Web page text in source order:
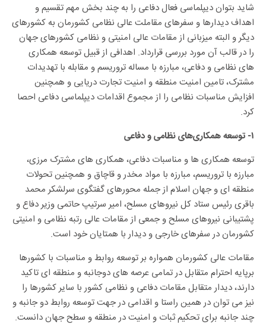
شاید بتوان دیپلماسی فعال دفاعی را به چند بخش مهم تقسیم و
اهداف دیدارها و سفرهای مقاملت عالی نظامی کشورمان به کشورهای
دیگر و البته میزبانی از مقامات عالی امنیتی و نظامی کشورهای جهان
را در قالب آن مورد بررسی قرارداد. اهدافی از قبیل توسعه همکاری
های نظامی و دفاعی، مبارزه با مساله تروریسم و مقابله با تهدیدات
مشترک، تامین امنیت منطقه و امنیت تجارت دریایی و همچنین
افزایش مناسبات نظامی را از مجموع اقدامات دیپلماسی دفاعی احصا
کرد.
۱- توسعه همکاری‌های نظامی و دفاعی
توسعه همکاری ها و مناسبات دفاعی، همکاری های مشترک مرزی،
مبارزه با تروریسم، مبارزه با مواد مخدر و قاچاق و همچنین تحولات
منطقه ای و جهان اسلام از جمله محورهای گفتگوی سرلشکر محمد
باقری رئیس ستاد کل نیروهای مسلح، امیر سرتیپ حاتمی وزیر دفاع و
پشتیبانی نیروهای مسلح و جمعی از مقامات عالی رتبه نظامی و امنیتی
کشورمان در سفرهای خارجی و دیدار با همتایان خود است.
مقامات عالی کشورمان همواره بر توسعه روابط و مناسبات با کشورها
برپایه احترام متقابل در تمامی عرصه­ های دوجانبه و منطقه­ ای تاکید
دارند، دیدار متقابل مقامات دفاعی و نظامی کشور با سایر کشورها را
نیز می توان در همین راستا و اقدامی در جهت توسعه روابط دو جانبه و
چند جانبه برای تحکیم ثبات و امنیت در منطقه و سطح جهان دانست.